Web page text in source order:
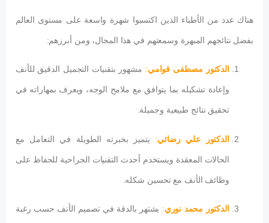
هناك عدد من الأطباء الذين اكتسبوا شهرة واسعة على مستوى العالم
بفضل نتائجهم المبهرة وسمعتهم في هذا المجال، ومن أبرزهم:
الدكتور مصطفى قوامي: مشهور بتقنيات التجميل الدقيق للأنف
وإعادة تشكيله بما يتوافق مع ملامح الوجه، ويعرف بمهاراته في
تحقيق نتائج طبيعية وجميلة.
الدكتور علي رضائي: يتميز بخبرته الطويلة في التعامل مع
الحالات المعقدة ويستخدم أحدث التقنيات الجراحية للحفاظ على
وظائف الأنف مع تحسين شكله.
الدكتور محمد نوري: يشتهر بالدقة في تصميم الأنف حسب رغبة